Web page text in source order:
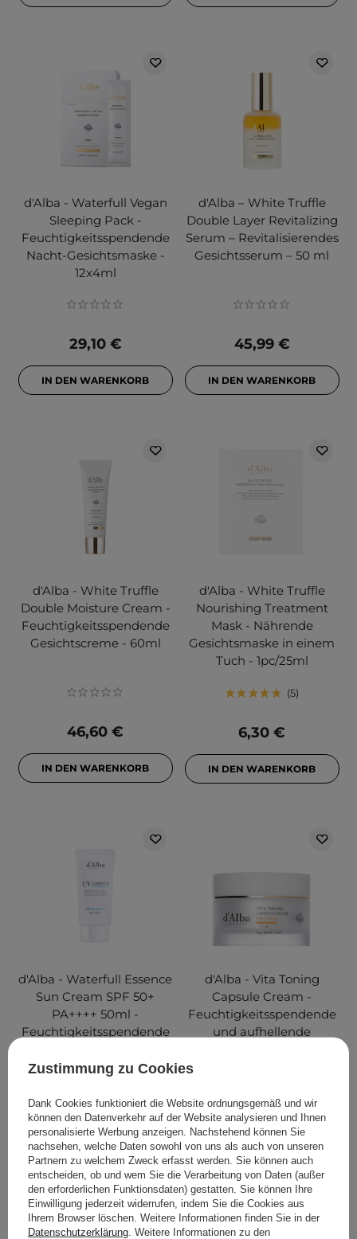
d'Alba - Waterfull Vegan
Sleeping Pack -
Feuchtigkeitsspendende
Nacht-Gesichtsmaske -
12x4ml
29,10 €
IN DEN WARENKORB
d'Alba – White Truffle
Double Layer Revitalizing
Serum – Revitalisierendes
Gesichtsserum – 50 ml
45,99 €
IN DEN WARENKORB
d'Alba - White Truffle
Double Moisture Cream -
Feuchtigkeitsspendende
Gesichtscreme - 60ml
46,60 €
IN DEN WARENKORB
d'Alba - White Truffle
Nourishing Treatment
Mask - Nährende
Gesichtsmaske in einem
Tuch - 1pc/25ml
5
6,30 €
IN DEN WARENKORB
d'Alba - Waterfull Essence
Sun Cream SPF 50+
PA++++ 50ml -
Feuchtigkeitsspendende
50ml
1
35,60 €
IN DEN WARENKORB
d'Alba - Vita Toning
Capsule Cream -
Feuchtigkeitsspendende
und aufhellende
40,10 €
IN DEN WARENKORB
Zustimmung zu Cookies
Dank Cookies funktioniert die Website ordnungsgemäß und wir
können den Datenverkehr auf der Website analysieren und Ihnen
personalisierte Werbung anzeigen. Nachstehend können Sie
nachsehen, welche Daten sowohl von uns als auch von unseren
Partnern zu welchem Zweck erfasst werden. Sie können auch
entscheiden, ob und wem Sie die Verarbeitung von Daten (außer
den erforderlichen Funktionsdaten) gestatten. Sie können Ihre
Einwilligung jederzeit widerrufen, indem Sie die Cookies aus
Ihrem Browser löschen. Weitere Informationen finden Sie in der
Datenschutzerklärung . Weitere Informationen zu den